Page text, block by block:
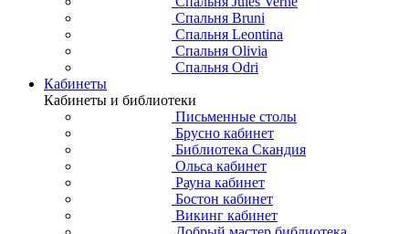
Спальня Bruni
Спальня Leontina
Спальня Olivia
Спальня Odri
Кабинеты
Кабинеты и библиотеки
Письменные столы
Брусно кабинет
Библиотека Скандия
Ольса кабинет
Рауна кабинет
Бостон кабинет
Викинг кабинет